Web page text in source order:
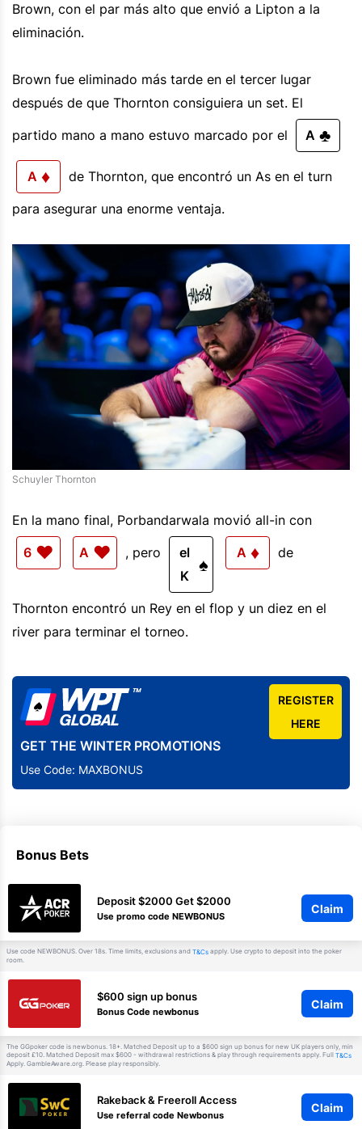
Brown, con el par más alto que envió a Lipton a la
eliminación.
Brown fue eliminado más tarde en el tercer lugar
después de que Thornton consiguiera un set. El
partido mano a mano estuvo marcado por el
A ♣
A ♦
de Thornton, que encontró un As en el turn
para asegurar una enorme ventaja.
Schuyler Thornton
En la mano final, Porbandarwala movió all-in con
6 ♥ A ♥ , pero
el
K
♠
A ♦ de
Thornton encontró un Rey en el flop y un diez en el
river para terminar el torneo.
GET THE WINTER PROMOTIONS
Use Code: MAXBONUS
REGISTER
HERE
Bonus Bets
Deposit $2000 Get $2000
Use promo code NEWBONUS
Claim
Use code NEWBONUS. Over 18s. Time limits, exclusions and T&Cs apply. Use crypto to deposit into the poker
room.
$600 sign up bonus
Bonus Code newbonus
Claim
The GGpoker code is newbonus. 18+. Matched Deposit up to a $600 sign up bonus for new UK players only, min
deposit £10. Matched Deposit max $600 - withdrawal restrictions & play through requirements apply. Full T&Cs
Apply. GambleAware.org. Please play responsibly.
Rakeback & Freeroll Access
Use referral code Newbonus
Claim